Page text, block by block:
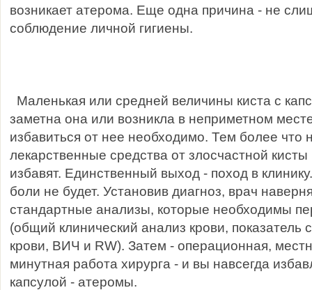
возникает атерома. Еще одна причина - не
соблюдение личной гигиены.
Маленькая или средней величины киста с
заметна она или возникла в неприметном
избавиться от нее необходимо. Тем более что
лекарственные средства от злосчастной кисты
избавят. Единственный выход - поход в
боли не будет. Установив диагноз, врач
стандартные анализы, которые необходимы
(общий клинический анализ крови, показатель
крови, ВИЧ и RW). Затем - операционная,
минутная работа хирурга - и вы навсегда
капсулой - атеромы.